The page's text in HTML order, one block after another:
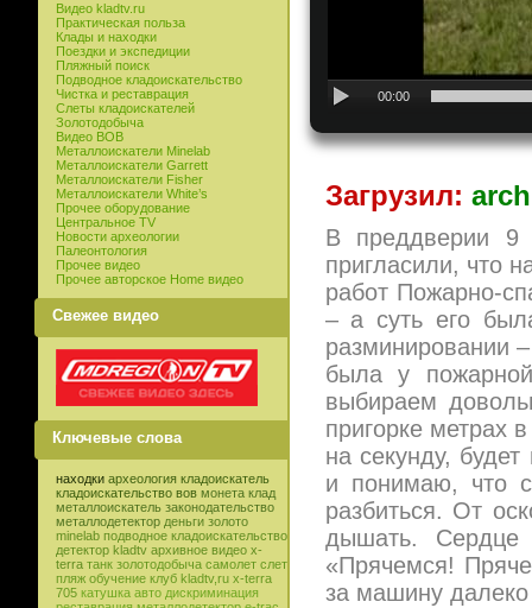
Видео kladtv.ru
Практическая польза
Клады и находки
Поездки и экспедиции
Пляжный поиск
Подводное кладоискательство
Чистка и реставрация
Слеты кладоискателей
Золотодобыча
Видео ВОВ
Металлоискатели Minelab
Металлоискатели Garrett
Металлоискатели Fisher
Металлоискатели White’s
Прочее оборудование
Центральное TV
Новости археологии
Палеонтология
Прочее видео
Прочее авторское Home видео
Свежее видео
Ключевые слова
находки археология кладоискатель
кладоискательство вов монета клад
металлоискатель законодательство
металлодетектор деньги золото
minelab подводное кладоискательство
детектор kladtv архивное видео x-
terra танк золотодобыча самолет слет
пляж обучение клуб kladtv,ru x-terra
705 катушка авто дискриминация
00:00
Загрузил:
В преддверии 9
пригласили, что
работ Пожарно-
– а суть его
разминировании
была у
выбираем
пригорке метрах
на секунду,
и понимаю, что
разбиться. От
дышать.
«Прячемся!
за машину